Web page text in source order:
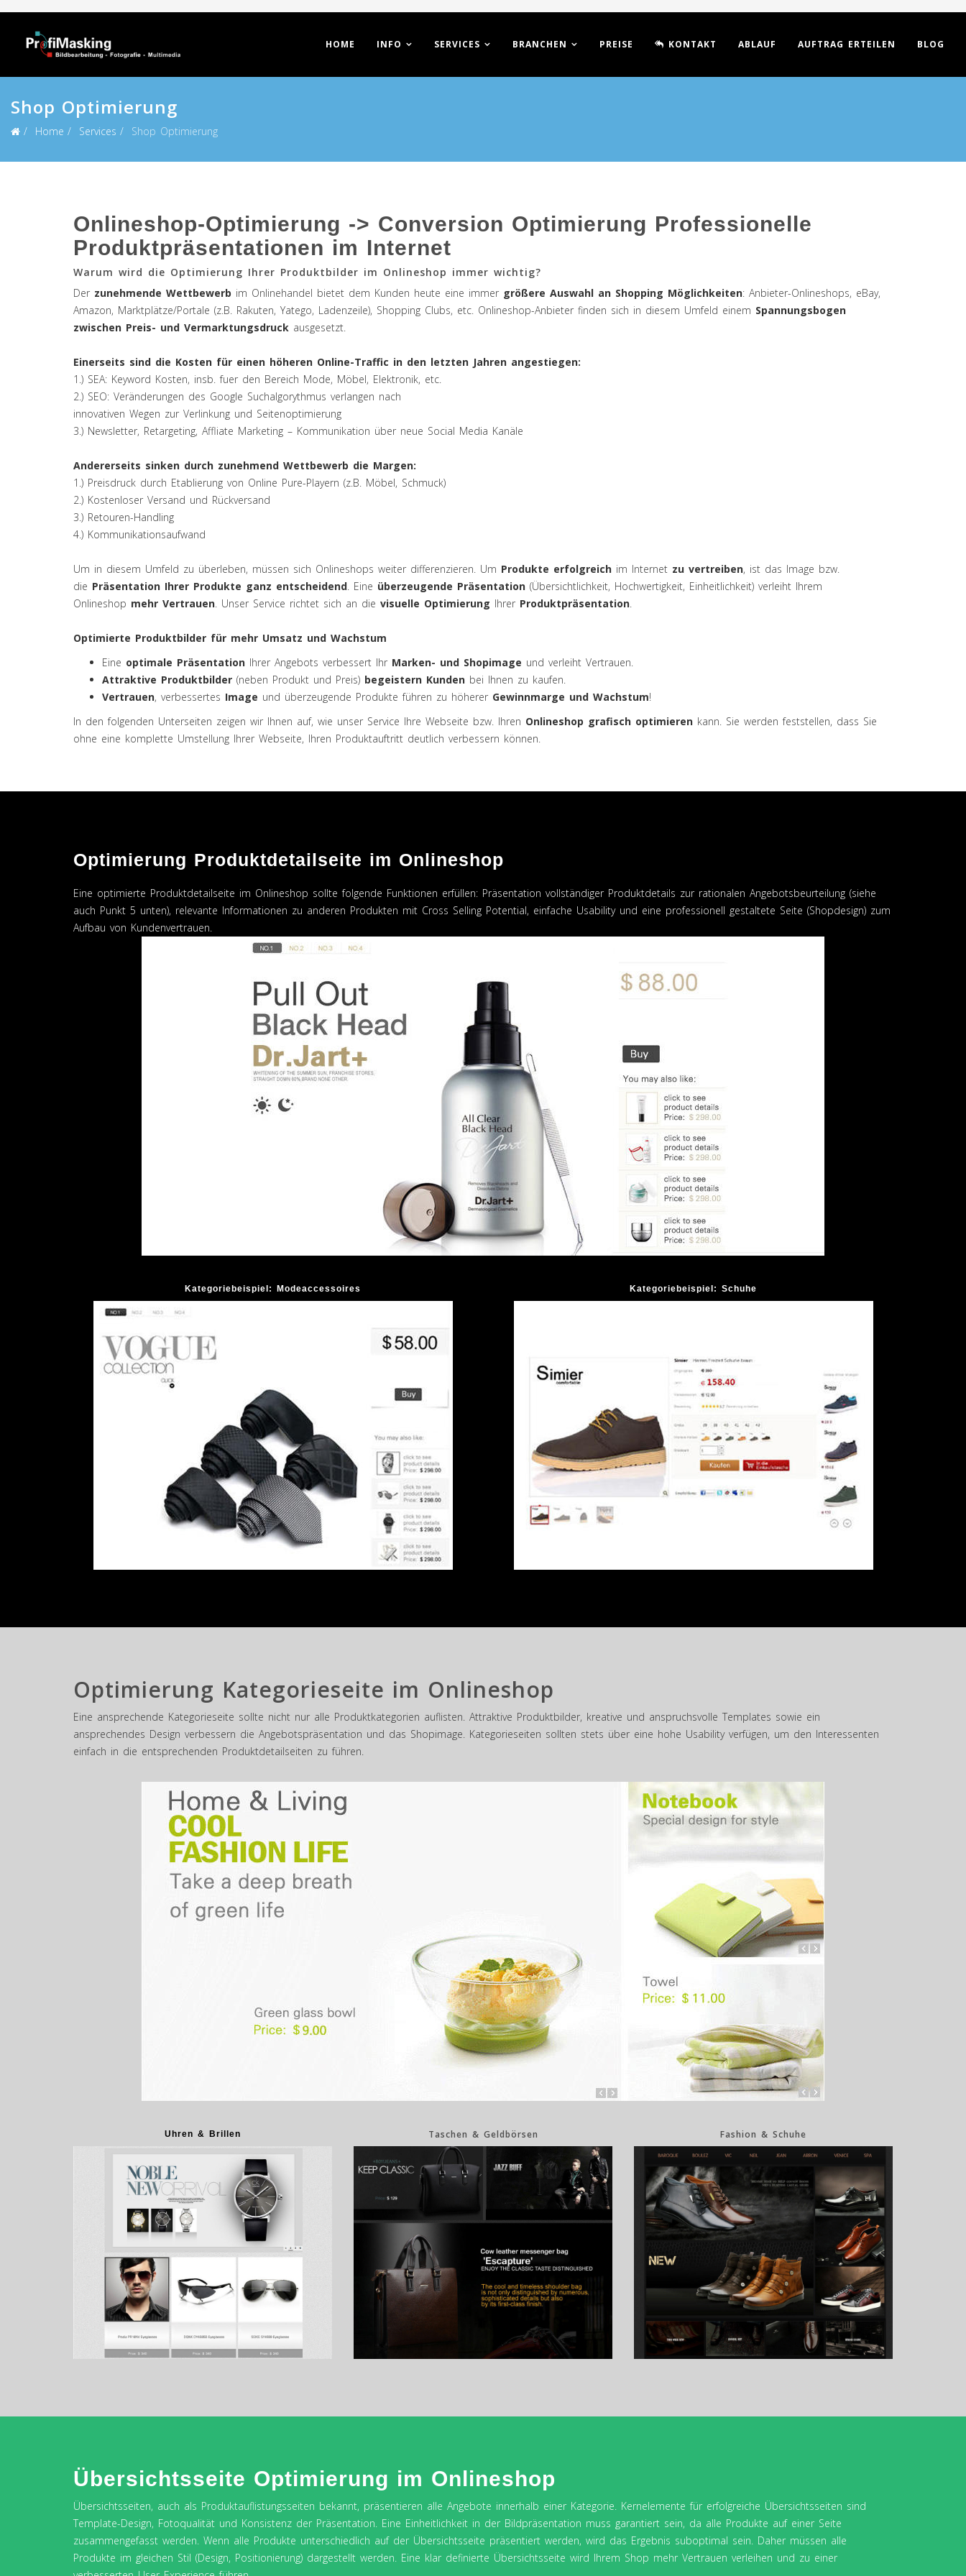
HOME INFO SERVICES BRANCHEN PREISE KONTAKT ABLAUF AUFTRAG ERTEILEN BLOG
Shop Optimierung
Home Services Shop Optimierung
Onlineshop-Optimierung -> Conversion Optimierung Professionelle
Produktpräsentationen im Internet
Warum wird die Optimierung Ihrer Produktbilder im Onlineshop immer wichtig?
Der zunehmende Wettbewerb im Onlinehandel bietet dem Kunden heute eine immer größere Auswahl an Shopping Möglichkeiten: Anbieter-Onlineshops, eBay,
Amazon, Marktplätze/Portale (z.B. Rakuten, Yatego, Ladenzeile), Shopping Clubs, etc. Onlineshop-Anbieter finden sich in diesem Umfeld einem Spannungsbogen
zwischen Preis- und Vermarktungsdruck ausgesetzt.
Einerseits sind die Kosten für einen höheren Online-Traffic in den letzten Jahren angestiegen:
1.) SEA: Keyword Kosten, insb. fuer den Bereich Mode, Möbel, Elektronik, etc.
2.) SEO: Veränderungen des Google Suchalgorythmus verlangen nach
innovativen Wegen zur Verlinkung und Seitenoptimierung
3.) Newsletter, Retargeting, Affliate Marketing – Kommunikation über neue Social Media Kanäle
Andererseits sinken durch zunehmend Wettbewerb die Margen:
1.) Preisdruck durch Etablierung von Online Pure-Playern (z.B. Möbel, Schmuck)
2.) Kostenloser Versand und Rückversand
3.) Retouren-Handling
4.) Kommunikationsaufwand
Um in diesem Umfeld zu überleben, müssen sich Onlineshops weiter differenzieren. Um Produkte erfolgreich im Internet zu vertreiben, ist das Image bzw.
die Präsentation Ihrer Produkte ganz entscheidend. Eine überzeugende Präsentation (Übersichtlichkeit, Hochwertigkeit, Einheitlichkeit) verleiht Ihrem
Onlineshop mehr Vertrauen. Unser Service richtet sich an die visuelle Optimierung Ihrer Produktpräsentation.
Optimierte Produktbilder für mehr Umsatz und Wachstum
Eine optimale Präsentation Ihrer Angebots verbessert Ihr Marken- und Shopimage und verleiht Vertrauen.
Attraktive Produktbilder (neben Produkt und Preis) begeistern Kunden bei Ihnen zu kaufen.
Vertrauen, verbessertes Image und überzeugende Produkte führen zu höherer Gewinnmarge und Wachstum!
In den folgenden Unterseiten zeigen wir Ihnen auf, wie unser Service Ihre Webseite bzw. Ihren Onlineshop grafisch optimieren kann. Sie werden feststellen, dass Sie
ohne eine komplette Umstellung Ihrer Webseite, Ihren Produktauftritt deutlich verbessern können.
Optimierung Produktdetailseite im Onlineshop
Eine optimierte Produktdetailseite im Onlineshop sollte folgende Funktionen erfüllen: Präsentation vollständiger Produktdetails zur rationalen Angebotsbeurteilung (siehe
auch Punkt 5 unten), relevante Informationen zu anderen Produkten mit Cross Selling Potential, einfache Usability und eine professionell gestaltete Seite (Shopdesign) zum
Aufbau von Kundenvertrauen.
Kategoriebeispiel: Modeaccessoires Kategoriebeispiel: Schuhe
Optimierung Kategorieseite im Onlineshop
Eine ansprechende Kategorieseite sollte nicht nur alle Produktkategorien auflisten. Attraktive Produktbilder, kreative und anspruchsvolle Templates sowie ein
ansprechendes Design verbessern die Angebotspräsentation und das Shopimage. Kategorieseiten sollten stets über eine hohe Usability verfügen, um den Interessenten
einfach in die entsprechenden Produktdetailseiten zu führen.
Uhren & Brillen Taschen & Geldbörsen Fashion & Schuhe
Übersichtsseite Optimierung im Onlineshop
Übersichtsseiten, auch als Produktauflistungsseiten bekannt, präsentieren alle Angebote innerhalb einer Kategorie. Kernelemente für erfolgreiche Übersichtsseiten sind
Template-Design, Fotoqualität und Konsistenz der Präsentation. Eine Einheitlichkeit in der Bildpräsentation muss garantiert sein, da alle Produkte auf einer Seite
zusammengefasst werden. Wenn alle Produkte unterschiedlich auf der Übersichtsseite präsentiert werden, wird das Ergebnis suboptimal sein. Daher müssen alle
Produkte im gleichen Stil (Design, Positionierung) dargestellt werden. Eine klar definierte Übersichtsseite wird Ihrem Shop mehr Vertrauen verleihen und zu einer